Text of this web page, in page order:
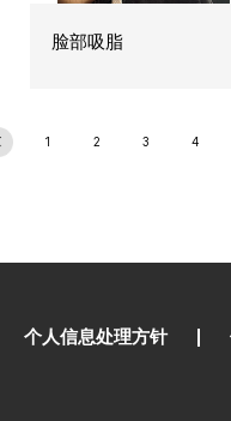
脸部吸脂
1 2 3 4
个人信息处理方针